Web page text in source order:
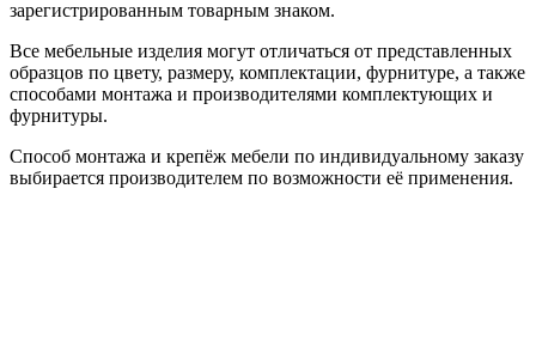
зарегистрированным товарным знаком.
Все мебельные изделия могут отличаться от представленных
образцов по цвету, размеру, комплектации, фурнитуре, а также
способами монтажа и производителями комплектующих и
фурнитуры.
Способ монтажа и крепёж мебели по индивидуальному заказу
выбирается производителем по возможности её применения.